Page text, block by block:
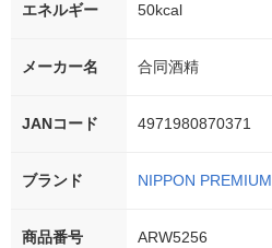
エネルギー 50kcal
メーカー名 合同酒精
JANコード 4971980870371
ブランド NIPPON PREMIUM
商品番号 ARW5256